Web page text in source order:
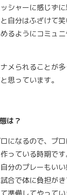
シャーに感じず
自分はふざけて
るようにコミュ
メられることが
思っています。
は？
になるので、プ
っている時期で
分のプレーもい
合で体に負担が